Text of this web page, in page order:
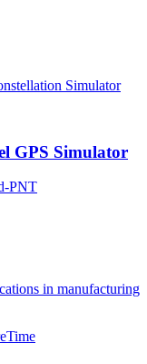
Simulator
GPS Simulator
PNT
in manufacturing